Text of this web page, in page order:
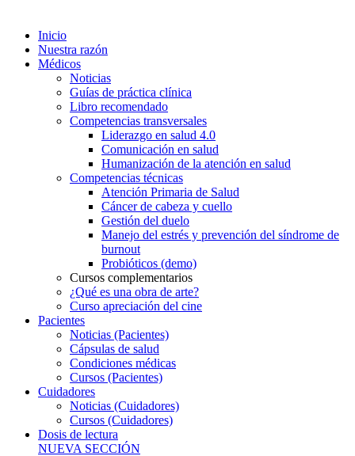
Inicio
Nuestra razón
Médicos
Noticias
Guías de práctica clínica
Libro recomendado
Competencias transversales
Liderazgo en salud 4.0
Comunicación en salud
Humanización de la atención en salud
Competencias técnicas
Atención Primaria de Salud
Cáncer de cabeza y cuello
Gestión del duelo
Manejo del estrés y prevención del síndrome de
burnout
Probióticos (demo)
Cursos complementarios
¿Qué es una obra de arte?
Curso apreciación del cine
Pacientes
Noticias (Pacientes)
Cápsulas de salud
Condiciones médicas
Cursos (Pacientes)
Cuidadores
Noticias (Cuidadores)
Cursos (Cuidadores)
Dosis de lectura
NUEVA SECCIÓN